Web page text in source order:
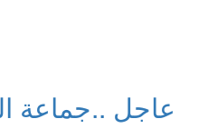
عاجل ..جماعة